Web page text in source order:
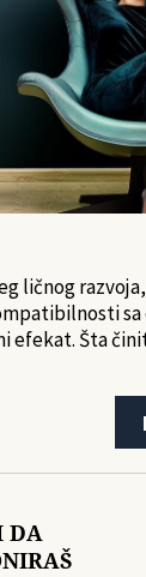
ličnog
efekat. Šta
DA